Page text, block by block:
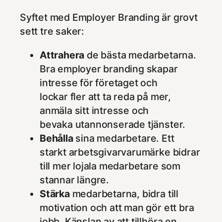
Syftet med Employer Branding är grovt
sett tre saker:
Attrahera de bästa medarbetarna.
Bra employer branding skapar
intresse för företaget och
lockar fler att ta reda på mer,
anmäla sitt intresse och
bevaka utannonserade tjänster.
Behållasina medarbetare. Ett
starkt arbetsgivarvarumärke bidrar
till mer lojala medarbetare som
stannar längre.
Stärkamedarbetarna, bidra till
motivation och att man gör ett bra